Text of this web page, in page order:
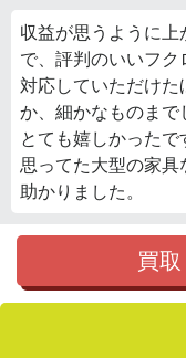
収益が思うように
で、評判のいいフ
対応していただけ
か、細かなものま
とても嬉しかった
思ってた大型の家
助かりました。
買